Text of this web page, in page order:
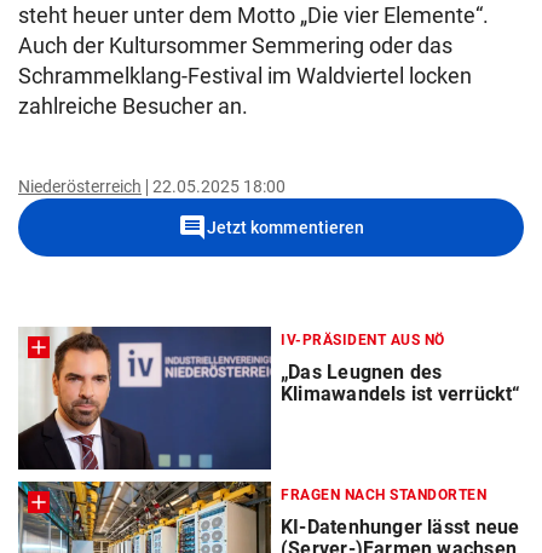
steht heuer unter dem Motto „Die vier Elemente“.
Auch der Kultursommer Semmering oder das
Schrammelklang-Festival im Waldviertel locken
zahlreiche Besucher an.
Niederösterreich 22.05.2025 18:00
commentJetzt kommentieren
IV-PRÄSIDENT AUS NÖ
„Das Leugnen des
Klimawandels ist verrückt“
FRAGEN NACH STANDORTEN
KI-Datenhunger lässt neue